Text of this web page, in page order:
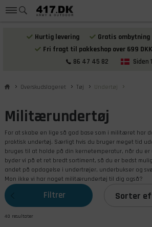
Hurtig levering Gratis ombytning
Fri fragt til pakkeshop over 699 DKK
86 47 45 82
Siden
Overskudslageret Tøj Undertøj
Militærundertøj
For at skabe en lige så god base som i militæret har
praktisk undertøj. Særligt hvis du bruger meget tid
bruges til at holde på din kernetemperatur, når du
byder vi på et ret bredt sortiment, så du er bedst
andet på opdagelse i undertrøjer, underbukser og
Mon ikke vi har noget militærundertøj til dig også?
Filtrer
produkterne
Sorter
40 resultater